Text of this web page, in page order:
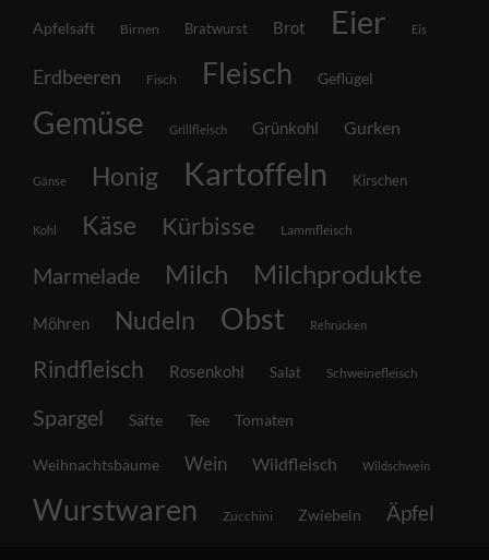
Apfelsaft Birnen Bratwurst Brot Eier Eis
Erdbeeren Fisch Fleisch Geflügel
Gemüse Grillfleisch Grünkohl Gurken
Gänse Honig Kartoffeln Kirschen
Kohl Käse Kürbisse Lammfleisch
Marmelade Milch Milchprodukte
Möhren Nudeln Obst Rehrücken
Rindfleisch Rosenkohl Salat Schweinefleisch
Spargel Säfte Tee Tomaten
Weihnachtsbäume Wein Wildfleisch Wildschwein
Wurstwaren Zucchini Zwiebeln Äpfel